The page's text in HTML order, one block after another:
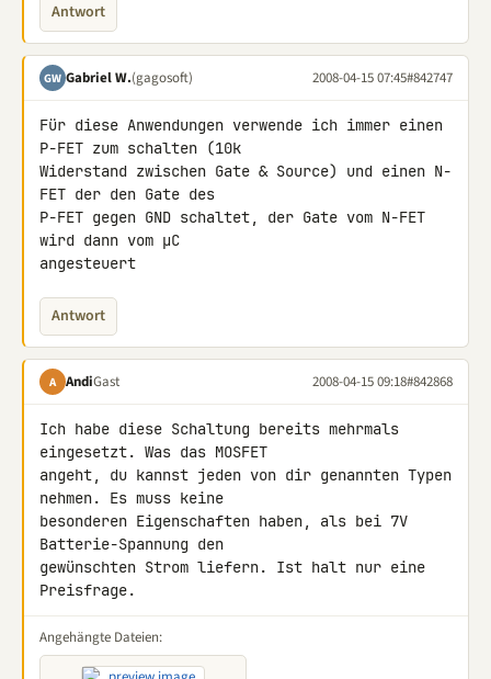
Antwort
GW Gabriel W.(gagosoft) 2008-04-15 07:45#842747
Für diese Anwendungen verwende ich immer einen
P-FET zum schalten (10k
Widerstand zwischen Gate & Source) und einen N-
FET der den Gate des
P-FET gegen GND schaltet, der Gate vom N-FET
wird dann vom µC
angesteuert
Antwort
A AndiGast 2008-04-15 09:18#842868
Ich habe diese Schaltung bereits mehrmals
eingesetzt. Was das MOSFET
angeht, du kannst jeden von dir genannten Typen
nehmen. Es muss keine
besonderen Eigenschaften haben, als bei 7V
Batterie-Spannung den
gewünschten Strom liefern. Ist halt nur eine
Preisfrage.
Angehängte Dateien: